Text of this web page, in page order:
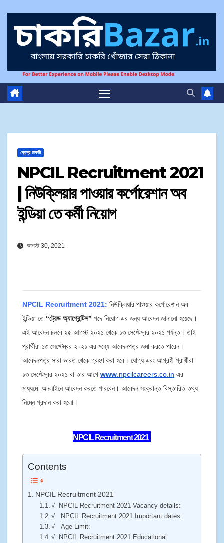
কেন্দ্রে চাকরি
NPCIL Recruitment 2021
| নিউক্লিয়ার পাওয়ার কর্পোরেশান অব
ইন্ডিয়া তে কর্মী নিয়োগ
আগস্ট 30, 2021
NPCIL Recruitment 2021: নিউক্লিয়ার পাওয়ার কর্পোরেশান অব
ইন্ডিয়া তে “ট্রেড অ্যাপ্রেন্টিস” পদে নিয়োগ এর জন্য আবেদন জানানো হয়েছে।
এই আবেদন চলবে ২৫ আগস্ট ২০২১ থেকে ১৩ সেপ্টেম্বর ২০২১ পর্যন্ত। তাই
প্রার্থীরা ১৩ সেপ্টেম্বর ২০২১ এর মধ্যে আবেদনপত্র জমা করতে পারেন।
আবেদনপত্র সারা ভারত থেকে গ্রহণ করা হবে। যোগ্য এবং আগ্রহী প্রার্থীরা
১৩ সেপ্টেম্বর ২০২১ বা তার আগে www .npcilcareers.co.in এর
মাধ্যমে অনলাইনে আবেদন করতে পারবেন। আবেদন সংক্রান্ত বিস্তারিত তথ্য
নিম্নে প্রদান করা হলো।
NPCIL Recruitment 2021
Contents
NPCIL Recruitment 2021
√ NPCIL Recruitment 2021 Vacancy details:
√ NPCIL Recruitment 2021 Important dates:
√ Age Limit:
√ NPCIL Recruitment 2021 Educational